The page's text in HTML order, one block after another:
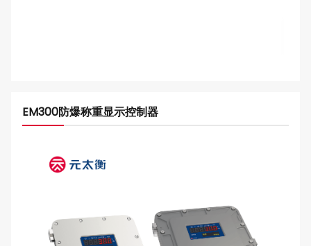
EM300防爆称重显示控制器